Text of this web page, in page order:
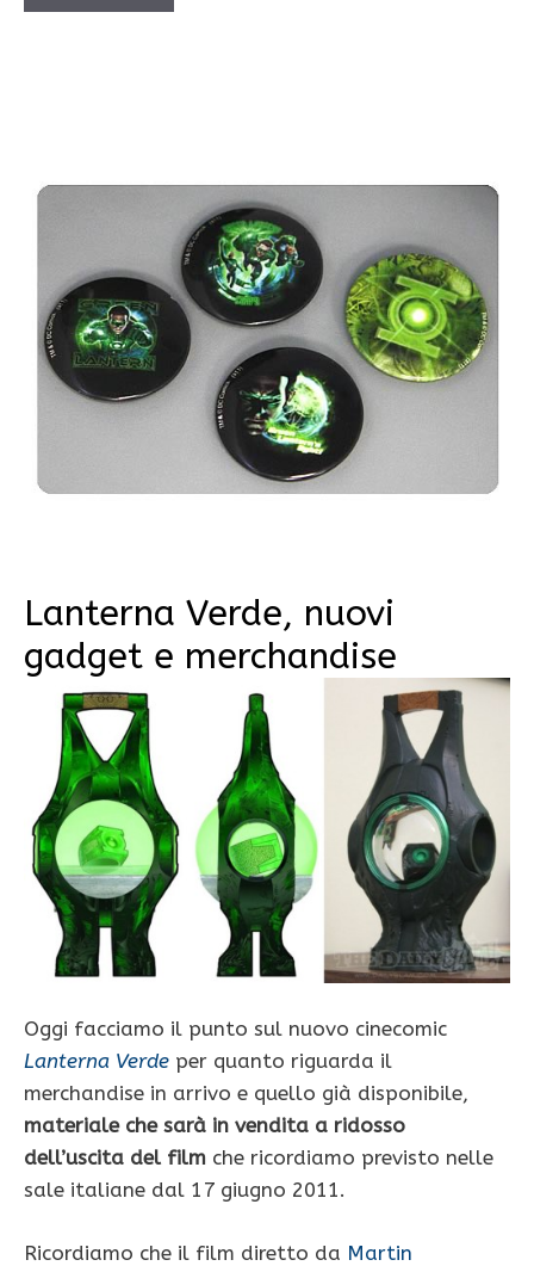
Lanterna Verde, nuovi
gadget e merchandise
Oggi facciamo il punto sul nuovo cinecomic
Lanterna Verde per quanto riguarda il
merchandise in arrivo e quello già disponibile,
materiale che sarà in vendita a ridosso
dell’uscita del film che ricordiamo previsto nelle
sale italiane dal 17 giugno 2011.
Ricordiamo che il film diretto da Martin